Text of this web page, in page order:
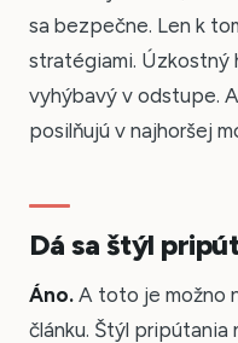
sa bezpečne. Len k
stratégiami. Úzkostný
vyhýbavý v odstupe.
posilňujú v najhoršej
Dá sa štýl
Áno. A toto je možno
článku. Štýl